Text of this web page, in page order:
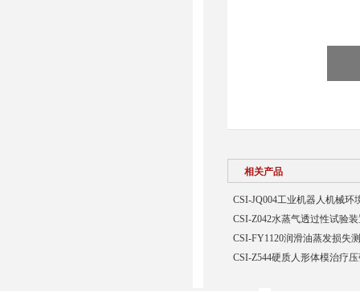
相关产品
CSI-JQ004工业机器人机械
CSI-Z042水蒸气透过性试验
CSI-FY1120润滑油蒸发损失
CSI-Z544硬质人形体模治疗